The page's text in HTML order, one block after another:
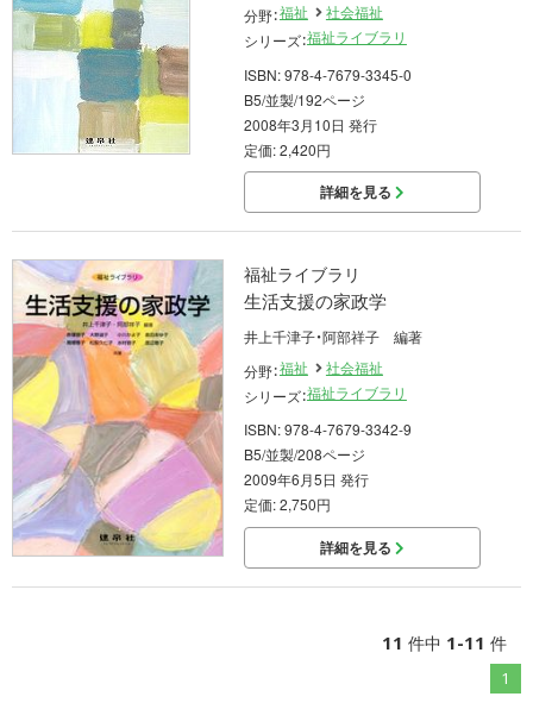
分野：福祉
社会福祉
シリーズ：福祉ライブラリ
ISBN: 978-4-7679-3345-0
B5/並製/192ページ
2008年3月10日 発行
定価: 2,420円
詳細を見る
福祉ライブラリ
生活支援の家政学
井上千津子・阿部祥子 編著
分野：福祉
社会福祉
シリーズ：福祉ライブラリ
ISBN: 978-4-7679-3342-9
B5/並製/208ページ
2009年6月5日 発行
定価: 2,750円
詳細を見る
11 件中 1-11 件
1